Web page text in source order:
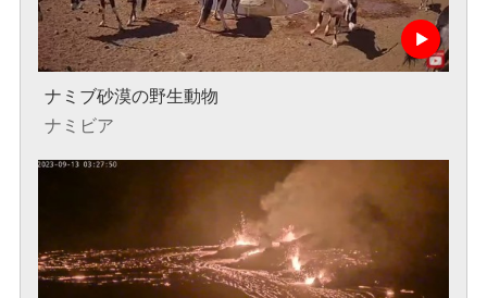
ナミブ砂漠の野生動物
ナミビア